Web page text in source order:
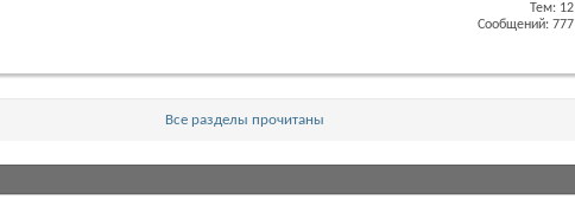
Тем: 12
Сообщений: 777
Все разделы прочитаны